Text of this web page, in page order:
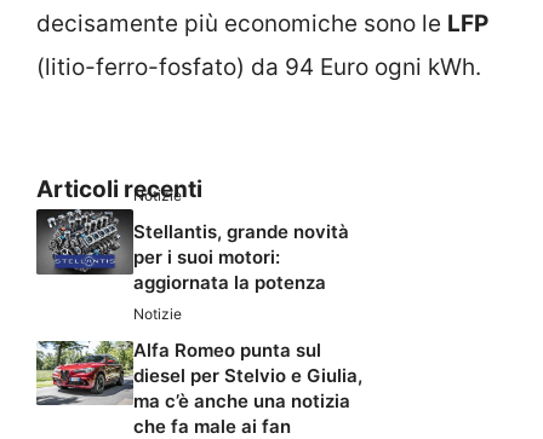
decisamente più economiche sono le LFP
(litio-ferro-fosfato) da 94 Euro ogni kWh.
Articoli recenti
Notizie
Stellantis, grande novità
per i suoi motori:
aggiornata la potenza
Notizie
Alfa Romeo punta sul
diesel per Stelvio e Giulia,
ma c’è anche una notizia
che fa male ai fan